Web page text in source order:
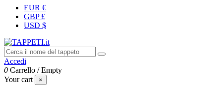
EUR €
GBP £
USD $
Accedi
0 Carrello /Empty
Your cart
×